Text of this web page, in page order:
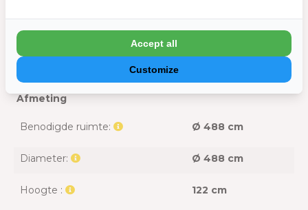
Inclusief trap:
Inclusief warmtepomp:
Afmeting
Benodigde ruimte: Ø 488 cm
Diameter: Ø 488 cm
Hoogte : 122 cm
Customize
Accept all